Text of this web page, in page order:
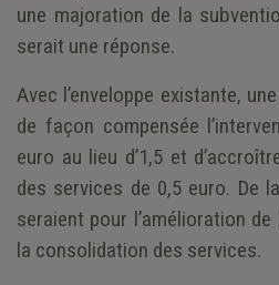
une majoration de la
serait une réponse.
Avec l’enveloppe existante,
de façon compensée
euro au lieu d’1,5 et
des services de 0,5 euro. De
seraient pour l’amélioration
la consolidation des services.